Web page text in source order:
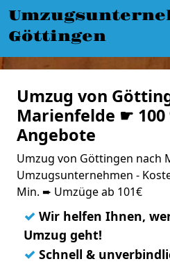
Göttingen
Umzug von
Marienfelde ☛ 100
Angebote
Umzug von Göttingen nach
Umzugsunternehmen -
Min. ➨ Umzüge ab 101€
✓ Wir helfen Ihnen,
Umzug geht!
✓ Schnell &